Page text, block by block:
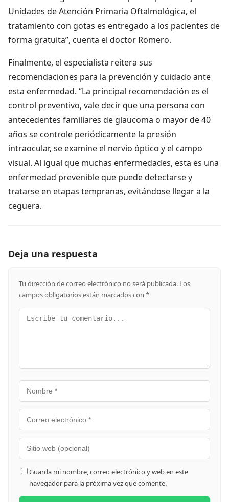
Unidades de Atención Primaria Oftalmológica, el
tratamiento con gotas es entregado a los pacientes de
forma gratuita”, cuenta el doctor Romero.
Finalmente, el especialista reitera sus
recomendaciones para la prevención y cuidado ante
esta enfermedad. “La principal recomendación es el
control preventivo, vale decir que una persona con
antecedentes familiares de glaucoma o mayor de 40
años se controle periódicamente la presión
intraocular, se examine el nervio óptico y el campo
visual. Al igual que muchas enfermedades, esta es una
enfermedad prevenible que puede detectarse y
tratarse en etapas tempranas, evitándose llegar a la
ceguera.
Deja una respuesta
Tu dirección de correo electrónico no será publicada. Los
campos obligatorios están marcados con *
Guarda mi nombre, correo electrónico y web en este
navegador para la próxima vez que comente.